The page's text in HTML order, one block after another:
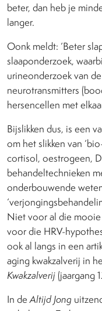
beter, dan heb je
langer.
Oonk meldt: ‘Beter
slaaponderzoek,
urineonderzoek van
neurotransmitters
hersencellen met
Bijslikken dus, is een
om het slikken van
cortisol, oestrogeen,
behandeltechnieken
onderbouwende
Niet voor al die
voor die HRV-
ook al langs in een
aging kwakzalverij in
Kwakzalverij (jaargang
In deAltijd Jong